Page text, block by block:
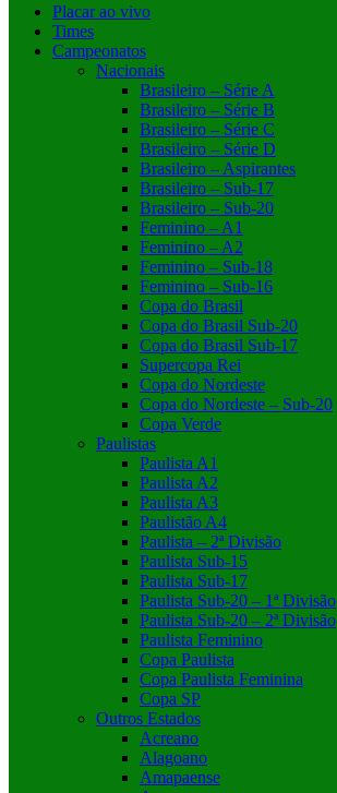
Placar ao vivo
Times
Campeonatos
Nacionais
Brasileiro – Série A
Brasileiro – Série B
Brasileiro – Série C
Brasileiro – Série D
Brasileiro – Aspirantes
Brasileiro – Sub-17
Brasileiro – Sub-20
Feminino – A1
Feminino – A2
Feminino – Sub-18
Feminino – Sub-16
Copa do Brasil
Copa do Brasil Sub-20
Copa do Brasil Sub-17
Supercopa Rei
Copa do Nordeste
Copa do Nordeste – Sub-20
Copa Verde
Paulistas
Paulista A1
Paulista A2
Paulista A3
Paulistão A4
Paulista – 2ª Divisão
Paulista Sub-15
Paulista Sub-17
Paulista Sub-20 – 1ª Divisão
Paulista Sub-20 – 2ª Divisão
Paulista Feminino
Copa Paulista
Copa Paulista Feminina
Copa SP
Outros Estados
Acreano
Alagoano
Amapaense